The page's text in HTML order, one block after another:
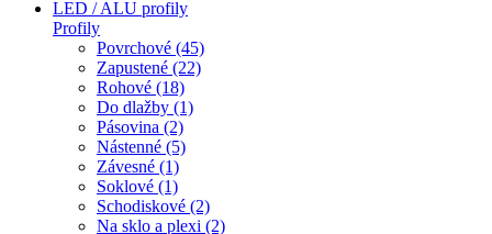
LED / ALU profily
Profily
Povrchové (45)
Zapustené (22)
Rohové (18)
Do dlažby (1)
Pásovina (2)
Nástenné (5)
Závesné (1)
Soklové (1)
Schodiskové (2)
Na sklo a plexi (2)